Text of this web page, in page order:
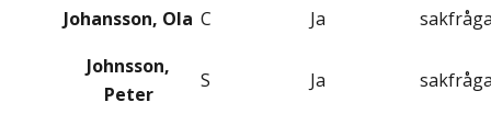
Johansson, Ola C Ja
Johnsson,
Peter
S Ja